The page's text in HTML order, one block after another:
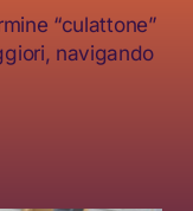
“culattone”
navigando